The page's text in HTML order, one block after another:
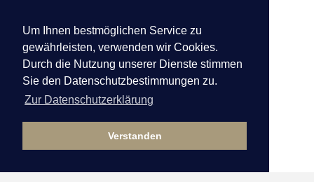
Um Ihnen bestmöglichen Service zu
gewährleisten, verwenden wir Cookies.
Durch die Nutzung unserer Dienste stimmen
Sie den Datenschutzbestimmungen zu.
Zur Datenschutzerklärung
Verstanden